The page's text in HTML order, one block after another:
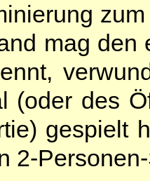
mag
(oder des
gespielt
2-